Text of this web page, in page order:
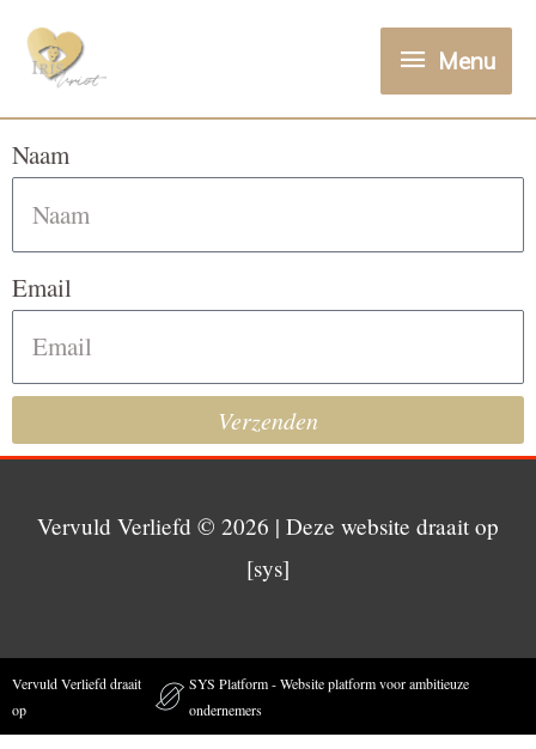
Menu
Naam
Email
Verzenden
Vervuld Verliefd © 2026 | Deze website draait op
[sys]
Vervuld Verliefd draait
op
SYS Platform - Website platform voor ambitieuze
ondernemers